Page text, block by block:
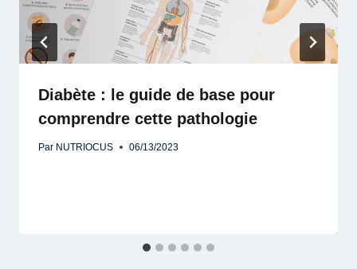
Diabète : le guide de base pour
comprendre cette pathologie
Par NUTRIOCUS 06/13/2023